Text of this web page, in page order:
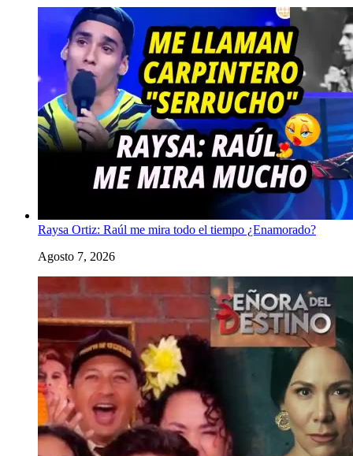
Raysa Ortiz: Raúl me mira todo el tiempo ¿Enamorado?
Agosto 7, 2026